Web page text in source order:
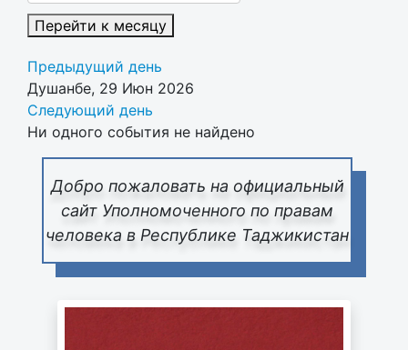
Добро пожаловать на официальный
сайт Уполномоченного по правам
человека в Республике Таджикистан
Перейти к месяцу
Предыдущий день
Душанбе, 29 Июн 2026
Следующий день
Ни одного события не найдено